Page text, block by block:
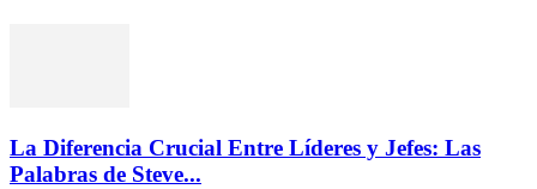
La Diferencia Crucial Entre Líderes y Jefes: Las
Palabras de Steve...